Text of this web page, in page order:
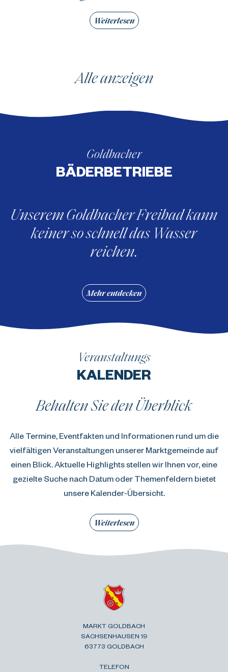
Weiterlesen
Alle anzeigen
Goldbacher
BÄDERBETRIEBE
Unserem Goldbacher Freibad kann
keiner so schnell das Wasser
reichen.
Mehr entdecken
Veranstaltungs
KALENDER
Behalten Sie den Überblick
Alle Termine, Eventfakten und Informationen rund um die
vielfältigen Veranstaltungen unserer Marktgemeinde auf
einen Blick. Aktuelle Highlights stellen wir Ihnen vor, eine
gezielte Suche nach Datum oder Themenfeldern bietet
unsere Kalender-Übersicht.
Weiterlesen
MARKT GOLDBACH
SACHSENHAUSEN 19
63773 GOLDBACH
TELEFON